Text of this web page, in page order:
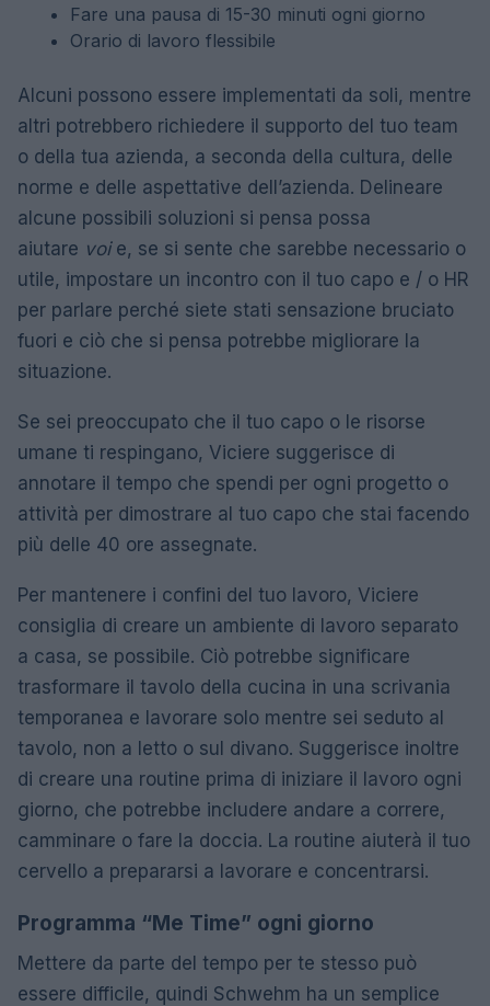
Fare una pausa di 15-30 minuti ogni giorno
Orario di lavoro flessibile
Alcuni possono essere implementati da soli, mentre
altri potrebbero richiedere il supporto del tuo team
o della tua azienda, a seconda della cultura, delle
norme e delle aspettative dell’azienda. Delineare
alcune possibili soluzioni si pensa possa
aiutare voie, se si sente che sarebbe necessario o
utile, impostare un incontro con il tuo capo e / o HR
per parlare perché siete stati sensazione bruciato
fuori e ciò che si pensa potrebbe migliorare la
situazione.
Se sei preoccupato che il tuo capo o le risorse
umane ti respingano, Viciere suggerisce di
annotare il tempo che spendi per ogni progetto o
attività per dimostrare al tuo capo che stai facendo
più delle 40 ore assegnate.
Per mantenere i confini del tuo lavoro, Viciere
consiglia di creare un ambiente di lavoro separato
a casa, se possibile. Ciò potrebbe significare
trasformare il tavolo della cucina in una scrivania
temporanea e lavorare solo mentre sei seduto al
tavolo, non a letto o sul divano. Suggerisce inoltre
di creare una routine prima di iniziare il lavoro ogni
giorno, che potrebbe includere andare a correre,
camminare o fare la doccia. La routine aiuterà il tuo
cervello a prepararsi a lavorare e concentrarsi.
Programma “Me Time” ogni giorno
Mettere da parte del tempo per te stesso può
essere difficile, quindi Schwehm ha un semplice